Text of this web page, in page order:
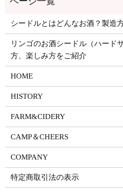
シードルとはどんなお酒？製造
リンゴのお酒シードル（ハード
方、楽しみ方をご紹介
HOME
HISTORY
FARM&CIDERY
CAMP＆CHEERS
COMPANY
特定商取引法の表示